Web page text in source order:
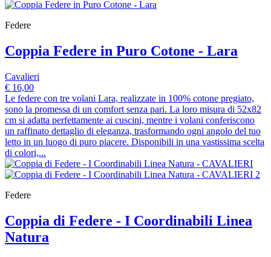
Federe
Coppia Federe in Puro Cotone - Lara
Cavalieri
€ 16,00
Le federe con tre volani Lara, realizzate in 100% cotone pregiato,
sono la promessa di un comfort senza pari. La loro misura di 52x82
cm si adatta perfettamente ai cuscini, mentre i volani conferiscono
un raffinato dettaglio di eleganza, trasformando ogni angolo del tuo
letto in un luogo di puro piacere. Disponibili in una vastissima scelta
di colori,...
Federe
Coppia di Federe - I Coordinabili Linea
Natura